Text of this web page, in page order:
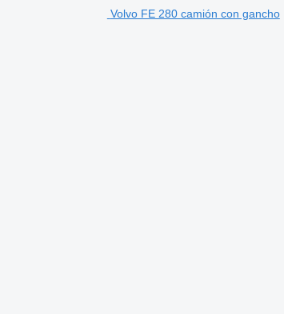
Volvo FE 280 camión con gancho